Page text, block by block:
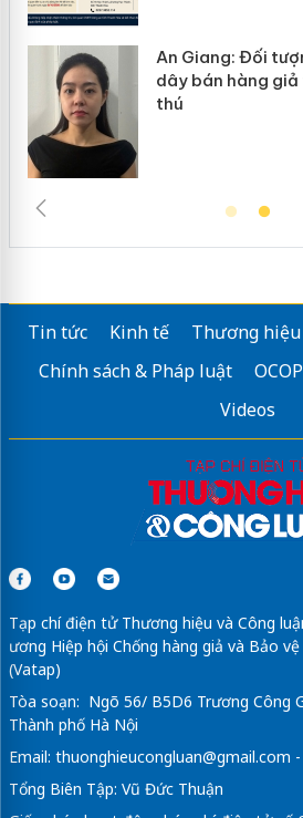
đường
Quốc ra đầu
Cà
ngàn
Tin tức Kinh tế Thương hiệu
Chính sách & Pháp luật
OCOP
Videos
Tạp chí điện tử Thương hiệu và Công
ương Hiệp hội Chống hàng giả và Bảo
(Vatap)
Tòa soạn: Ngõ 56/ B5D6 Trương Công
Thành phố Hà Nội
Email: thuonghieucongluan@gmail.com
Tổng Biên Tập: Vũ Đức Thuận